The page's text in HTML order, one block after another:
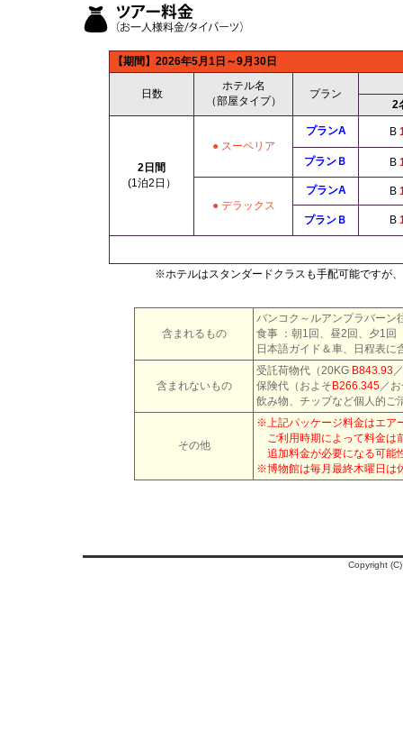
【期間】2026年5月1日～9月30日
日数
ホテル名
（部屋タイプ）
プラン
2
2日間
(1泊2日）
● スーペリア
プランA B
プランＢ B
● デラックス
プランA B
プランＢ B
※ホテルはスタンダードクラスも手配可能ですが
含まれるもの
バンコク～ルアンプラバー
食事 ：朝1回、昼2回、夕1回
日本語ガイド＆車、日程表に
含まれないもの
受託荷物代（20KG B843.93
保険代（およそB266.345／
飲み物、チップなど個人的ご
その他
※上記パッケージ料金はエア
ご利用時期によって料金は
追加料金が必要になる可能
※博物館は毎月最終木曜日は
Copyright